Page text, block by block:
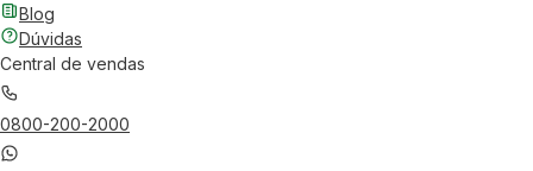
Blog
Dúvidas
Central de vendas
0800-200-2000